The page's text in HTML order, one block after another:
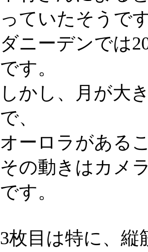
っていたそうで
ダニーデンでは
です。
しかし、月が大
で、
オーロラがある
その動きはカメ
です。
3枚目は特に、